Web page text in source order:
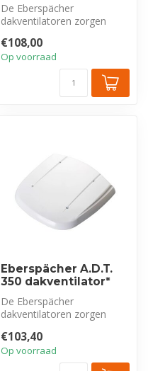
De Eberspächer
dakventilatoren zorgen
van het voert...
€108,00
Op voorraad
Eberspächer A.D.T.
350 dakventilator*
De Eberspächer
dakventilatoren zorgen
van het voert...
€103,40
Op voorraad